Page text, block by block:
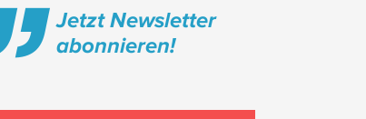
Jetzt Newsletter
abonnieren!